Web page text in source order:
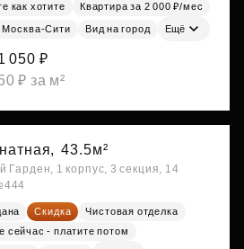
как хотите
Квартира за 2 000 ₽/мес
Москва-Сити Вид на город Ещё
050 ₽
₽ за м²
43.5м²
Гарден, 1 корпус, 3 секция, 14
Скидка
Чистовая отделка
сейчас - платите потом